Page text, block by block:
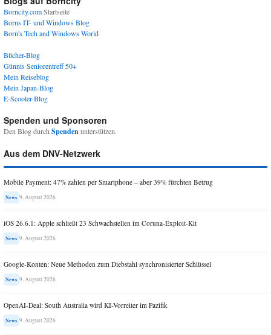
Borncity.comStartseite
Borns IT- und Windows Blog
Born's Tech and Windows World
Bücher-Blog
Günnis Seniorentreff 50+
Mein Reiseblog
Mein Japan-Blog
E-Scooter-Blog
Spenden und Sponsoren
Den Blog durchSpendenunterstützen.
Aus dem DNV-Netzwerk
Mobile Payment: 47% zahlen per Smartphone – aber 39% fürchten Betrug
News 9. August 2026
iOS 26.6.1: Apple schließt 23 Schwachstellen im Coruna-Exploit-Kit
News 9. August 2026
Google-Konten: Neue Methoden zum Diebstahl synchronisierter Schlüssel
News 9. August 2026
OpenAI-Deal: South Australia wird KI-Vorreiter im Pazifik
News 9. August 2026